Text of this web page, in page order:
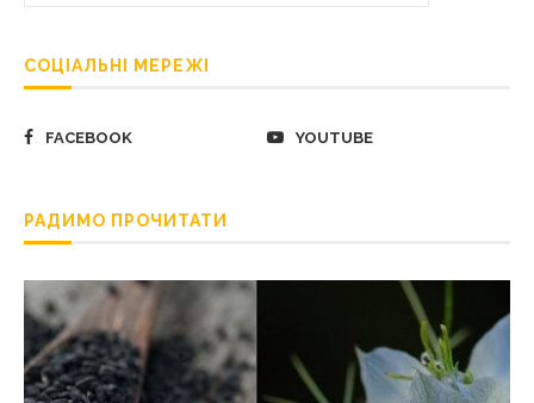
СОЦІАЛЬНІ МЕРЕЖІ
FACEBOOK YOUTUBE
РАДИМО ПРОЧИТАТИ